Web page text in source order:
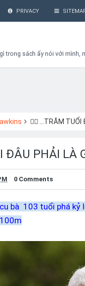
PRIVACY
trong sách ấy nói với
🏃‍♀️ ...TRĂM TUỔI
ĐÂU PHẢI LÀ
0 Comments
bà 103 tuổi phá kỷ